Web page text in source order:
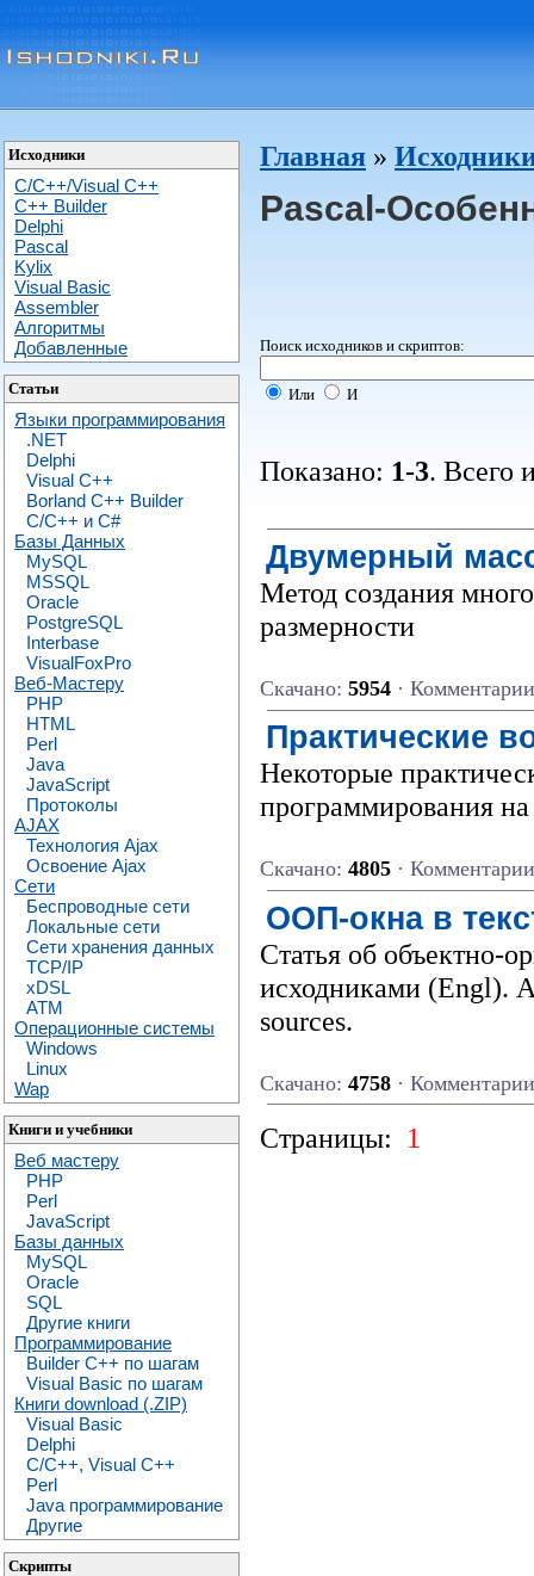
Исходники
C/C++/Visual C++
С++ Builder
Delphi
Pascal
Kylix
Visual Basic
Assembler
Алгоритмы
Добавленные
Статьи
Языки программирования
.NET
Delphi
Visual C++
Borland C++ Builder
C/С++ и C#
Базы Данных
MySQL
MSSQL
Oracle
PostgreSQL
Interbase
VisualFoxPro
Веб-Мастеру
PHP
HTML
Perl
Java
JavaScript
Протоколы
AJAX
Технология Ajax
Освоение Ajax
Сети
Беспроводные сети
Локальные сети
Сети хранения данных
TCP/IP
xDSL
ATM
Операционные системы
Windows
Linux
Wap
Книги и учебники
Веб мастеру
PHP
Perl
JavaScript
Базы данных
MySQL
Oracle
SQL
Другие книги
Программирование
Builder C++ по шагам
Visual Basic по шагам
Книги download (.ZIP)
Visual Basic
Delphi
C/C++, Visual C++
Perl
Java программирование
Другие
Скрипты
Главная »
Pascal-
Поиск исходников и скриптов:
Или И
Показано: 1-3. Всего
Двумерный
Метод создания
pазмеpности
Скачано: 5954 ·
Практические
Некоторые
программирования
Скачано: 4805 ·
ООП-окна в
Статья об объектно-
исходниками (Engl).
sources.
Скачано: 4758 ·
Страницы: 1